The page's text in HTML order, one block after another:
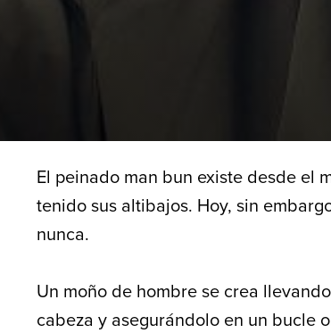
El peinado man bun existe desde el
tenido sus altibajos. Hoy, sin
nunca.
Un moño de hombre se crea
cabeza y asegurándolo en un bucle